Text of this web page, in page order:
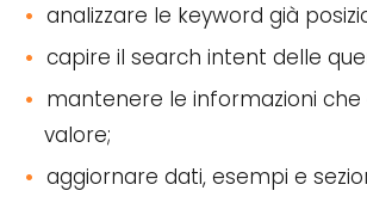
analizzare le keyword già
capire il search intent delle
mantenere le informazioni
valore;
aggiornare dati, esempi e